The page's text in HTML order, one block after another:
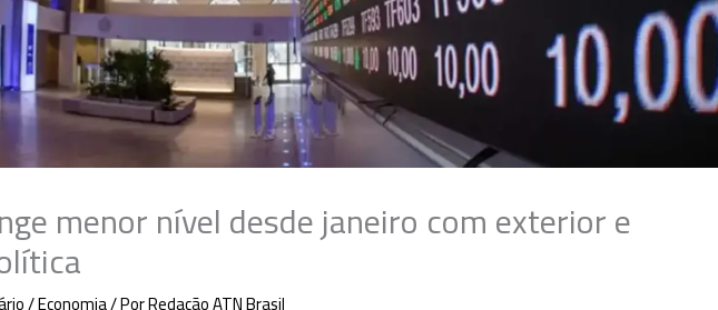
menor nível desde janeiro com exterior e